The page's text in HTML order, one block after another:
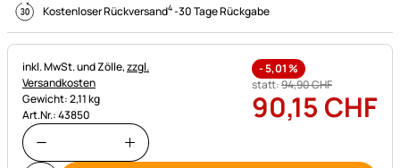
Kostenloser Rückversand4-30 Tage Rückgabe
Steuerhinweis:
inkl. MwSt. und Zölle,zzgl.
Versandkosten
Gewicht: 2,11 kg
Art.Nr.: 43850
-5,01%
statt:94,90CHF
90,15 CHF